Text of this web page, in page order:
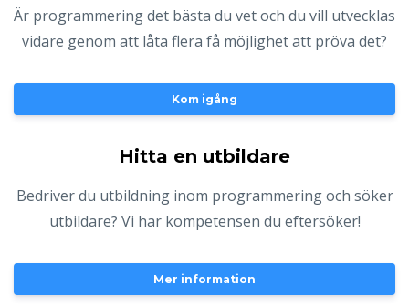
Är programmering det bästa du vet och du vill utvecklas
vidare genom att låta flera få möjlighet att pröva det?
Kom igång
Hitta en utbildare
Bedriver du utbildning inom programmering och söker
utbildare? Vi har kompetensen du eftersöker!
Mer information